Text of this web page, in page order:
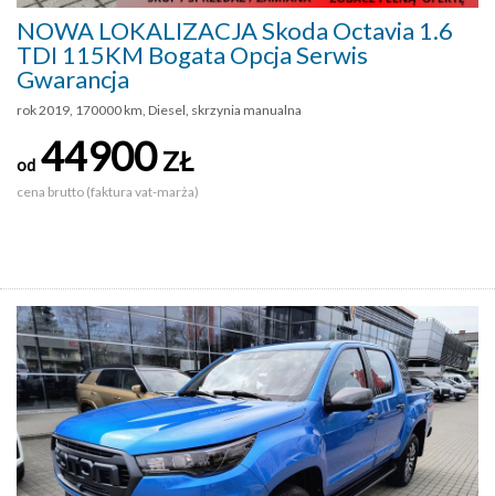
NOWA LOKALIZACJA Skoda Octavia 1.6
TDI 115KM Bogata Opcja Serwis
Gwarancja
rok 2019, 170000 km, Diesel, skrzynia manualna
od 44900ZŁ
cena brutto (faktura vat-marża)